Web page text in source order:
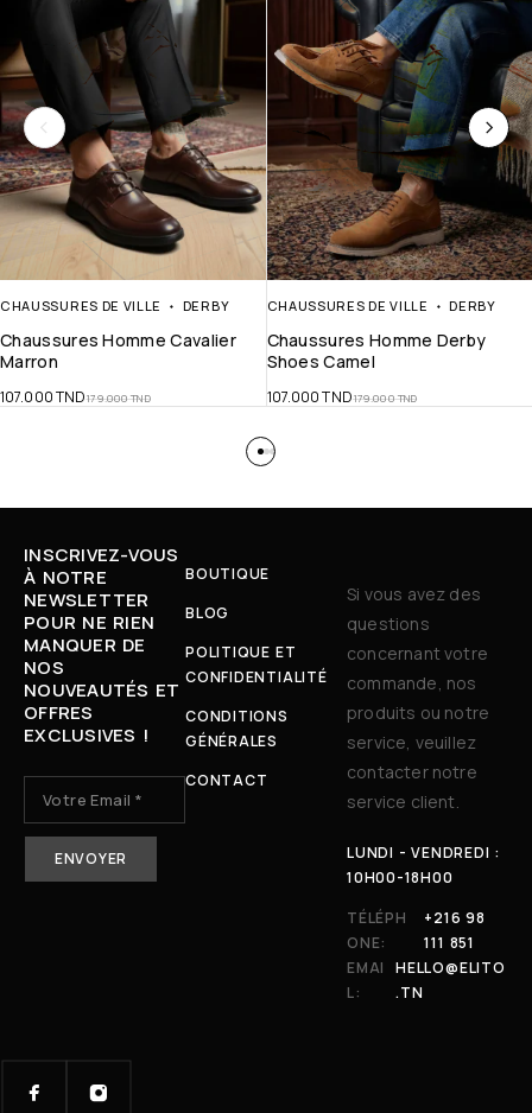
CHAUSSURES DE VILLE DERBY
Chaussures Homme Cavalier
Marron
179.000TND
107.000TND
CHAUSSURES DE VILLE DERBY
Chaussures Homme Derby
Shoes Camel
179.000TND
107.000TND
INSCRIVEZ-VOUS
À NOTRE
NEWSLETTER
POUR NE RIEN
MANQUER DE
NOS
NOUVEAUTÉS ET
OFFRES
EXCLUSIVES !
BOUTIQUE
BLOG
POLITIQUE ET
CONFIDENTIALITÉ
CONDITIONS
GÉNÉRALES
CONTACT
Si vous avez des
questions
concernant votre
commande, nos
produits ou notre
service, veuillez
contacter notre
service client.
LUNDI - VENDREDI :
10H00-18H00
TÉLÉPH
ONE:
+216 98
111 851
EMAI
L:
HELLO@ELITO
.TN